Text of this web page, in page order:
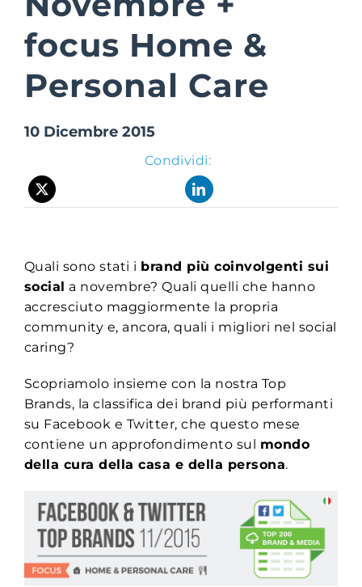
Suite Login
focus Home &
Personal Care
10 Dicembre 2015
Condividi:
Quali sono stati i brand più coinvolgenti sui
social a novembre? Quali quelli che hanno
accresciuto maggiormente la propria
community e, ancora, quali i migliori nel social
caring?
Scopriamolo insieme con la nostra Top
Brands, la classifica dei brand più performanti
su Facebook e Twitter, che questo mese
contiene un approfondimento sul mondo
della cura della casa e della persona.